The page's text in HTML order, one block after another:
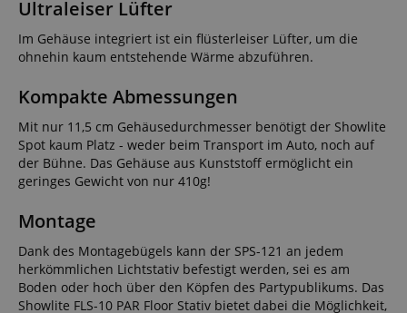
Ultraleiser Lüfter
Im Gehäuse integriert ist ein flüsterleiser Lüfter, um die
ohnehin kaum entstehende Wärme abzuführen.
Kompakte Abmessungen
Mit nur 11,5 cm Gehäusedurchmesser benötigt der Showlite
Spot kaum Platz - weder beim Transport im Auto, noch auf
der Bühne. Das Gehäuse aus Kunststoff ermöglicht ein
geringes Gewicht von nur 410g!
Montage
Dank des Montagebügels kann der SPS-121 an jedem
herkömmlichen Lichtstativ befestigt werden, sei es am
Boden oder hoch über den Köpfen des Partypublikums. Das
Showlite FLS-10 PAR Floor Stativ bietet dabei die Möglichkeit,